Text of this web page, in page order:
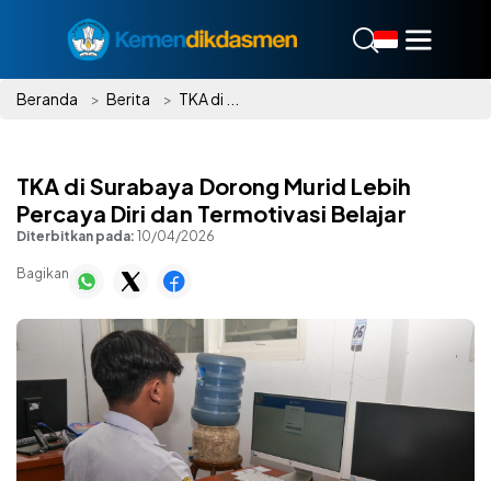
Beranda Berita TKA di ...
TKA di Surabaya Dorong Murid Lebih
Percaya Diri dan Termotivasi Belajar
Diterbitkan pada: 10/04/2026
Bagikan